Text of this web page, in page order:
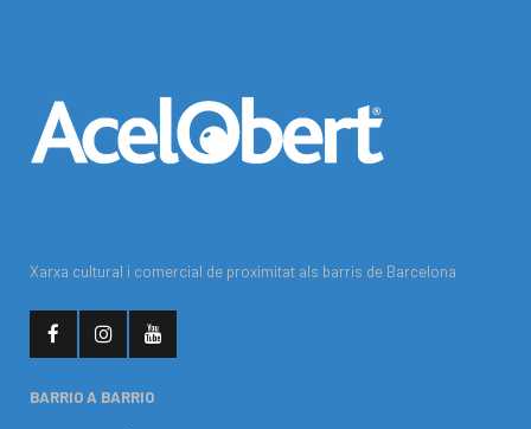
Xarxa cultural i comercial de proximitat als barris de Barcelona
BARRIO A BARRIO